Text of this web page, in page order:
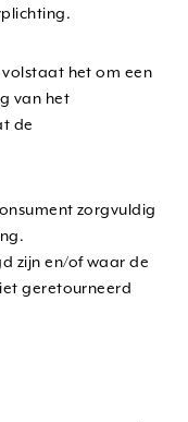
het om een
van het
de
zorgvuldig
zijn en/of waar de
geretourneerd